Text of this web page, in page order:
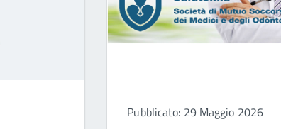
Pubblicato: 29 Maggio 2026